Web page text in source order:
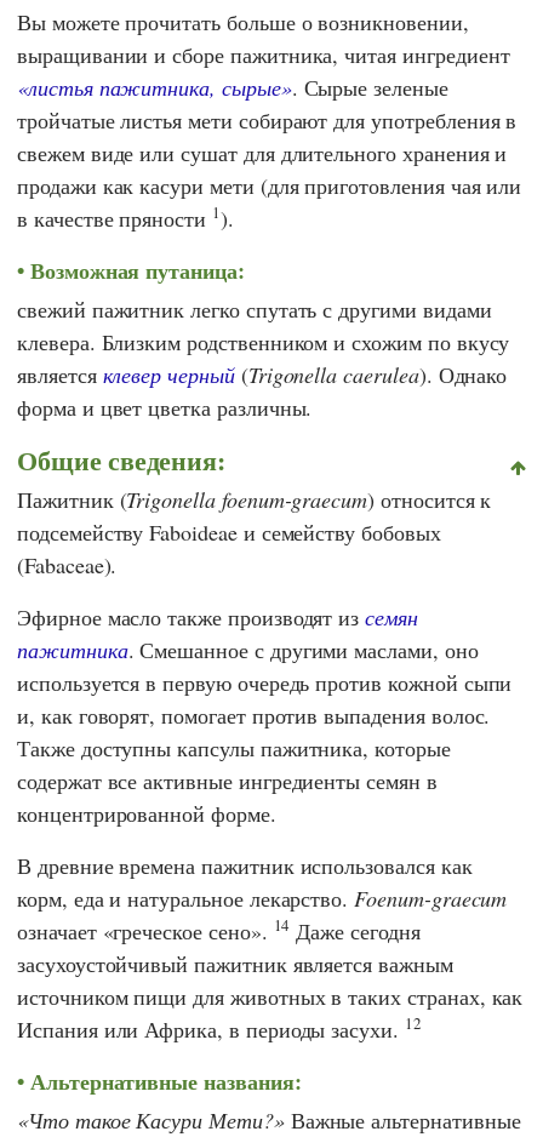
Вы можете прочитать больше о возникновении,
выращивании и сборе пажитника, читая ингредиент
«листья пажитника, сырые». Сырые зеленые
тройчатые листья мети собирают для употребления в
свежем виде или сушат для длительного хранения и
продажи как касури мети (для приготовления чая или
в качестве пряности 1).
Возможная путаница:
свежий пажитник легко спутать с другими видами
клевера. Близким родственником и схожим по вкусу
является клевер черный(Trigonella caerulea). Однако
форма и цвет цветка различны.
Общие сведения:
Пажитник (Trigonella foenum-graecum) относится к
подсемейству Faboideae и семейству бобовых
(Fabaceae).
Эфирное масло также производят изсемян
пажитника. Смешанное с другими маслами, оно
используется в первую очередь против кожной сыпи
и, как говорят, помогает против выпадения волос.
Также доступны капсулы пажитника, которые
содержат все активные ингредиенты семян в
концентрированной форме.
В древние времена пажитник использовался как
корм, еда и натуральное лекарство.Foenum-graecum
означает «греческое сено». 14 Даже сегодня
засухоустойчивый пажитник является важным
источником пищи для животных в таких странах, как
Испания или Африка, в периоды засухи. 12
Альтернативные названия:
Что такое Касури Мети? Важные альтернативные